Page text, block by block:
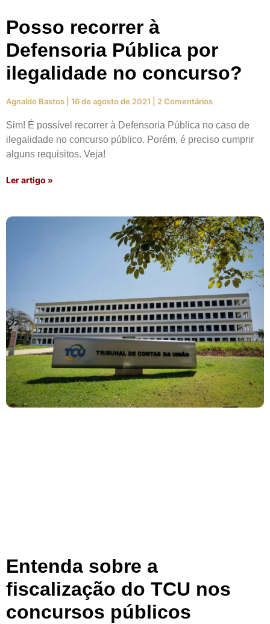
Posso recorrer à
Defensoria Pública por
ilegalidade no concurso?
Agnaldo Bastos 16 de agosto de 2021 2 Comentários
Sim! É possível recorrer à Defensoria Pública no caso de
ilegalidade no concurso público. Porém, é preciso cumprir
alguns requisitos. Veja!
Ler artigo »
Entenda sobre a
fiscalização do TCU nos
concursos públicos